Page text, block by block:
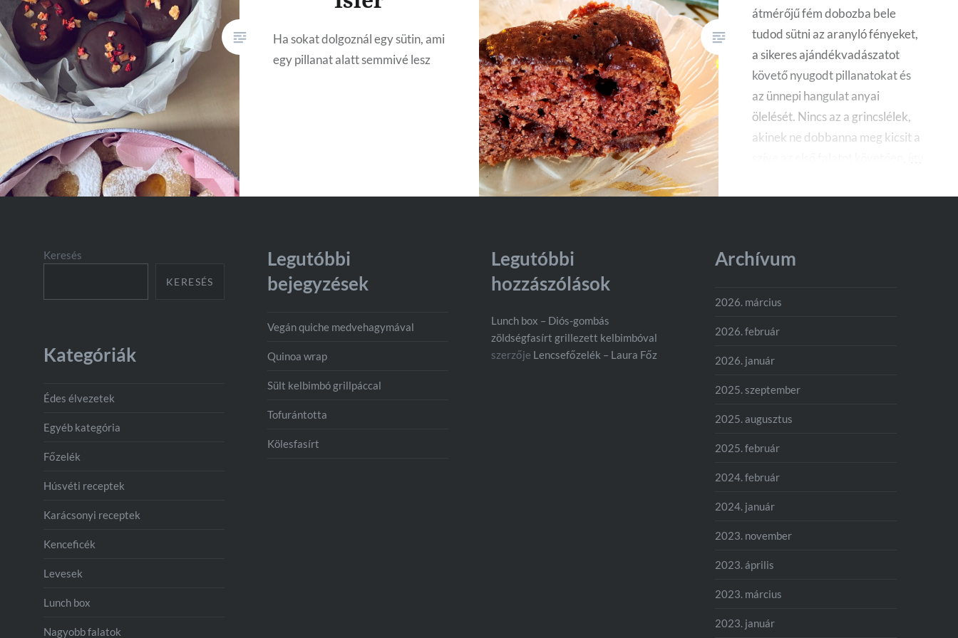
Ha sokat dolgoznál egy sütin, ami
egy pillanat alatt semmivé lesz
átmérőjű fém dobozba bele
tudod sütni az aranyló fényeket,
a sikeres ajándékvadászatot
követő nyugodt pillanatokat és
az ünnepi hangulat anyai
ölelését. Nincs az a grincslélek,
akinek ne dobbanna meg kicsit a
almás-fahéjas torta stabil helyet
Keresés
KERESÉS
Legutóbbi
bejegyzések
Vegán quiche medvehagymával
Quinoa wrap
Sült kelbimbó grillpáccal
Tofurántotta
Kölesfasírt
Legutóbbi
hozzászólások
Lunch box – Diós-gombás
zöldségfasírt grillezett kelbimbóval
szerzője Lencsefőzelék – Laura Főz
Archívum
2026. március
2026. február
2026. január
2025. szeptember
2025. augusztus
2025. február
2024. február
2024. január
2023. november
2023. április
2023. március
2023. január
Kategóriák
Édes élvezetek
Egyéb kategória
Főzelék
Húsvéti receptek
Karácsonyi receptek
Kenceficék
Levesek
Lunch box
Nagyobb falatok